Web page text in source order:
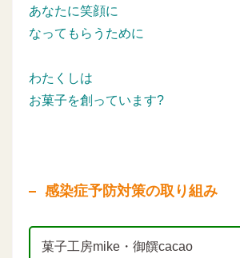
あなたに笑顔に
なってもらうために
わたくしは
お菓子を創っています?
感染症予防対策の取り組み
菓子工房mike・御饌cacao